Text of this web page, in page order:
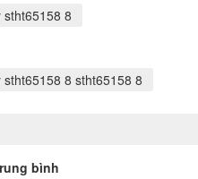
8
8 stht65158 8
bình